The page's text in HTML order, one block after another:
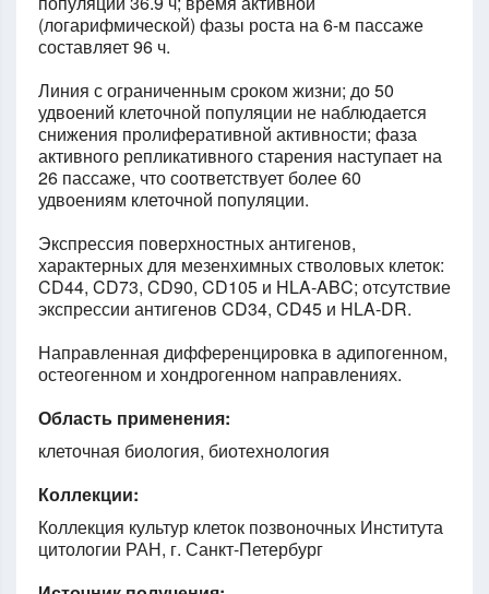
(логарифмической) фазы роста на 6-м пассаже
составляет 96 ч.
Линия с ограниченным сроком жизни; до 50
удвоений клеточной популяции не наблюдается
снижения пролиферативной активности; фаза
активного репликативного старения наступает на
26 пассаже, что соответствует более 60
удвоениям клеточной популяции.
Экспрессия поверхностных антигенов,
характерных для мезенхимных стволовых клеток:
CD44, CD73, CD90, CD105 и HLA-ABC; отсутствие
экспрессии антигенов CD34, CD45 и HLA-DR.
Направленная дифференцировка в адипогенном,
остеогенном и хондрогенном направлениях.
Область применения:
клеточная биология, биотехнология
Коллекции:
Коллекция культур клеток позвоночных Института
цитологии РАН, г. Санкт-Петербург